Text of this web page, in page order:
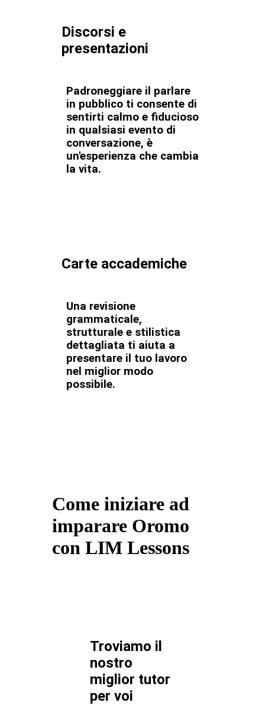
Discorsi e
presentazioni
Padroneggiare il parlare
in pubblico ti consente di
sentirti calmo e fiducioso
in qualsiasi evento di
conversazione, è
un'esperienza che cambia
la vita.
Carte accademiche
Una revisione
grammaticale,
strutturale e stilistica
dettagliata ti aiuta a
presentare il tuo lavoro
nel miglior modo
possibile.
Come iniziare ad
imparare Oromo
con LIM Lessons
Troviamo il
nostro
miglior tutor
per voi